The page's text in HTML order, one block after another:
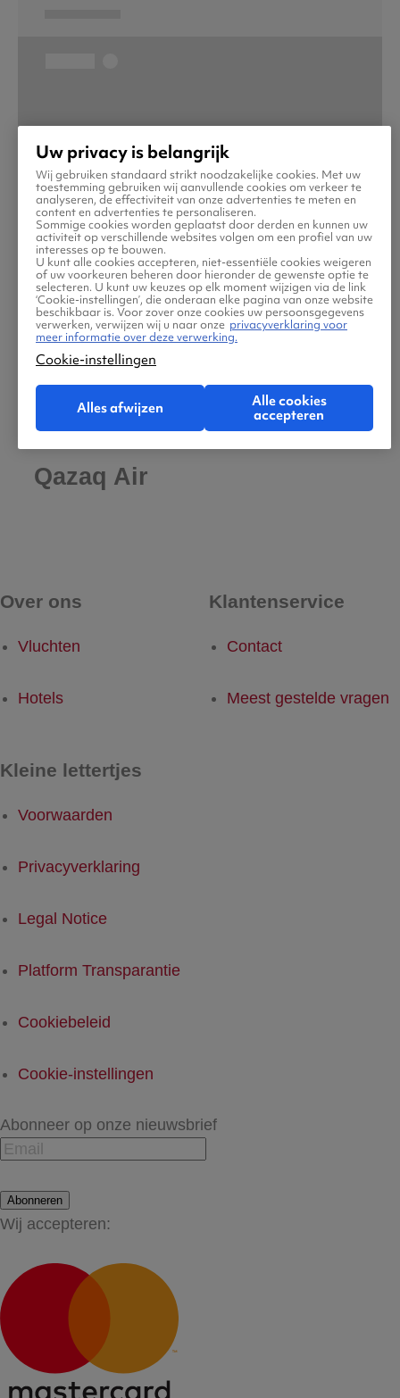
Qazaq Air
Over ons
Vluchten
Hotels
Klantenservice
Contact
Meest gestelde vragen
Kleine lettertjes
Voorwaarden
Privacyverklaring
Legal Notice
Platform Transparantie
Cookiebeleid
Cookie-instellingen
Abonneer op onze nieuwsbrief
Abonneren
Wij accepteren:
Uw privacy is belangrijk
Wij gebruiken standaard strikt noodzakelijke cookies. Met uw
toestemming gebruiken wij aanvullende cookies om verkeer te
analyseren, de effectiviteit van onze advertenties te meten en
content en advertenties te personaliseren.
Sommige cookies worden geplaatst door derden en kunnen uw
activiteit op verschillende websites volgen om een profiel van uw
interesses op te bouwen.
U kunt alle cookies accepteren, niet-essentiële cookies weigeren
of uw voorkeuren beheren door hieronder de gewenste optie te
selecteren. U kunt uw keuzes op elk moment wijzigen via de link
‘Cookie-instellingen’, die onderaan elke pagina van onze website
beschikbaar is. Voor zover onze cookies uw persoonsgegevens
verwerken, verwijzen wij u naar onze privacyverklaring voor
meer informatie over deze verwerking.
Cookie-instellingen
Alles afwijzen
Alle cookies
accepteren